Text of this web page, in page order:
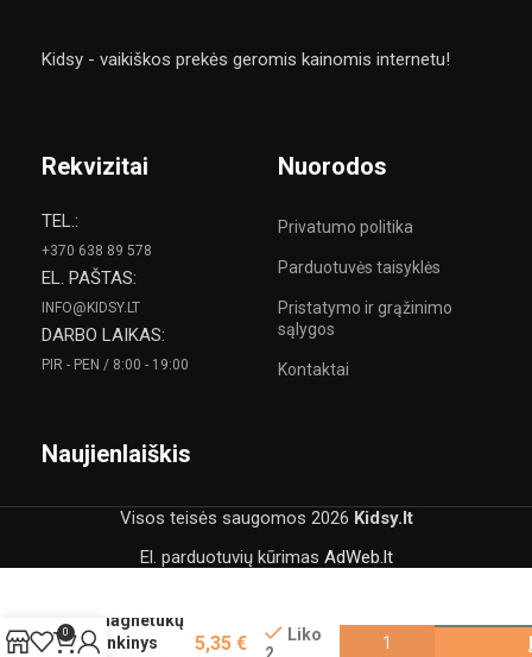
Kidsy - vaikiškos prekės geromis kainomis internetu!
Rekvizitai
TEL.:
+370 638 89 578
EL. PAŠTAS:
INFO@KIDSY.LT
DARBO LAIKAS:
PIR - PEN / 8:00 - 19:00
Nuorodos
Privatumo politika
Parduotuvės taisyklės
Pristatymo ir grąžinimo
sąlygos
Kontaktai
Naujienlaiškis
Visos teisės saugomos 2026 Kidsy.lt
El. parduotuvių kūrimas AdWeb.lt
magnetukų
rinkinys
5,35 €
Liko
2
0